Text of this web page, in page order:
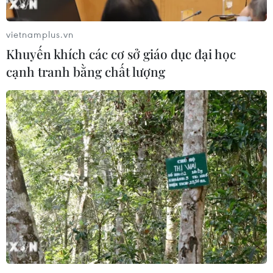
Nỗ lực tìm lại thân nhân
cho cán bộ đi B
03/08/2026 09:08
Đội tuyển Việt Nam đặt
mục tiêu 3 điểm, cảnh báo
Indonesia trước giờ G
03/08/2026 07:39
Chủ tịch Quốc hội: Không
để thể chế trở thành điểm
Khởi tố vụ hỗn chiến tại
quán ăn ở Hà Nội, làm rõ 14
vietnamplus.vn
Khuyến khích các cơ sở giáo dục đại học
cạnh tranh bằng chất lượng